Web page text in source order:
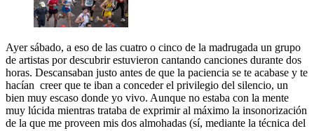
Ayer sábado, a eso de las cuatro o cinco de la madrugada un grupo
de artistas por descubrir estuvieron cantando canciones durante dos
horas. Descansaban justo antes de que la paciencia se te acabase y te
hacían creer que te iban a conceder el privilegio del silencio, un
bien muy escaso donde yo vivo. Aunque no estaba con la mente
muy lúcida mientras trataba de exprimir al máximo la insonorización
de la que me proveen mis dos almohadas (sí, mediante la técnica del